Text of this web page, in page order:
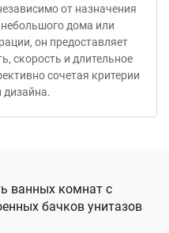
от назначения
дома или
он предоставляет
скорость и длительное
сочетая критерии
дизайна.
ванных комнат с
бачков унитазов